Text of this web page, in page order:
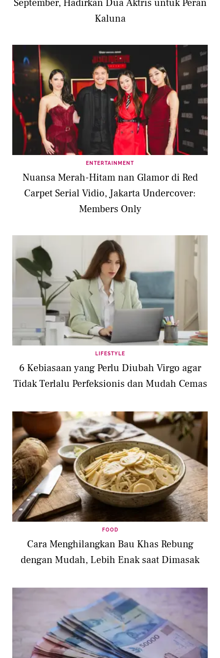
September, Hadirkan Dua Aktris untuk Peran
Kaluna
ENTERTAINMENT
Nuansa Merah-Hitam nan Glamor di Red
Carpet Serial Vidio, Jakarta Undercover:
Members Only
LIFESTYLE
6 Kebiasaan yang Perlu Diubah Virgo agar
Tidak Terlalu Perfeksionis dan Mudah Cemas
FOOD
Cara Menghilangkan Bau Khas Rebung
dengan Mudah, Lebih Enak saat Dimasak